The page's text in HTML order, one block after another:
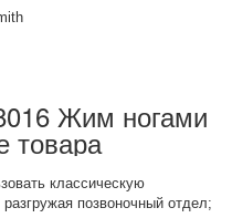
Жим ногами
товара
классическую
позвоночный отдел;